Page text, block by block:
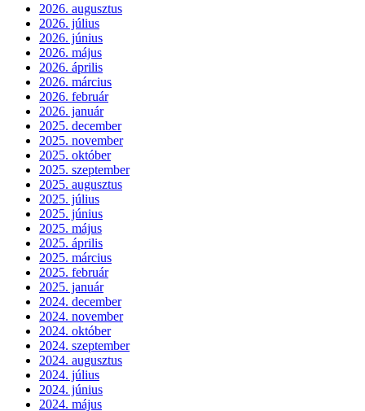
2026. augusztus
2026. július
2026. június
2026. május
2026. április
2026. március
2026. február
2026. január
2025. december
2025. november
2025. október
2025. szeptember
2025. augusztus
2025. július
2025. június
2025. május
2025. április
2025. március
2025. február
2025. január
2024. december
2024. november
2024. október
2024. szeptember
2024. augusztus
2024. július
2024. június
2024. május